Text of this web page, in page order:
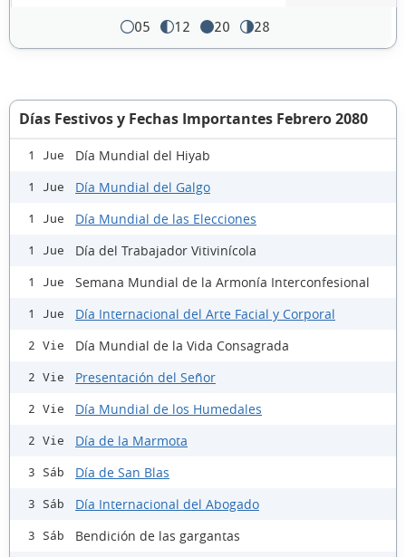
05 12 20 28
Días Festivos y Fechas Importantes Febrero 2080
1 Jue Día Mundial del Hiyab
1 Jue Día Mundial del Galgo
1 Jue Día Mundial de las Elecciones
1 Jue Día del Trabajador Vitivinícola
1 Jue Semana Mundial de la Armonía Interconfesional
1 Jue Día Internacional del Arte Facial y Corporal
2 Vie Día Mundial de la Vida Consagrada
2 Vie Presentación del Señor
2 Vie Día Mundial de los Humedales
2 Vie Día de la Marmota
3 Sáb Día de San Blas
3 Sáb Día Internacional del Abogado
3 Sáb Bendición de las gargantas